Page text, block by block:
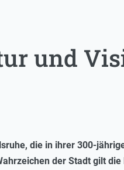
und
die in ihrer 300-
der Stadt gilt